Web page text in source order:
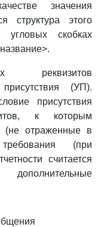
значения
структура этого
скобках
реквизитов
(УП).
присутствия
к которым
(не отраженные в
(при
считается